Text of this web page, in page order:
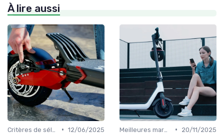
À lire aussi
• 12/06/2025
•
20/11/2025